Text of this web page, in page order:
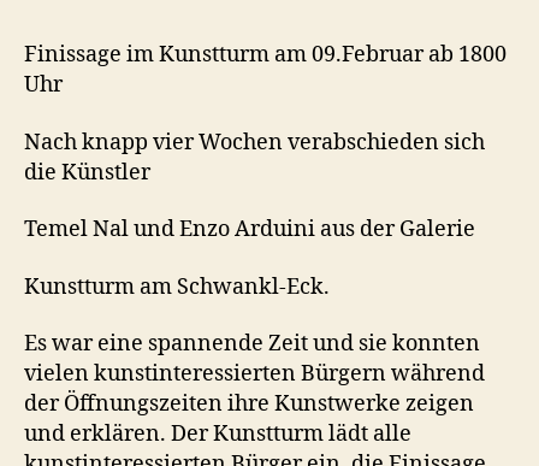
Finissage
Finissage im Kunstturm am 09.Februar ab 1800
Uhr
Nach knapp vier Wochen verabschieden sich
die Künstler
Temel Nal und Enzo Arduini aus der Galerie
Kunstturm am Schwankl-Eck.
Es war eine spannende Zeit und sie konnten
vielen kunstinteressierten Bürgern während
der Öffnungszeiten ihre Kunstwerke zeigen
und erklären. Der Kunstturm lädt alle